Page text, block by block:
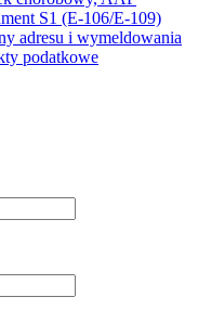
S1 (E-106/E-109)
adresu i wymeldowania
podatkowe